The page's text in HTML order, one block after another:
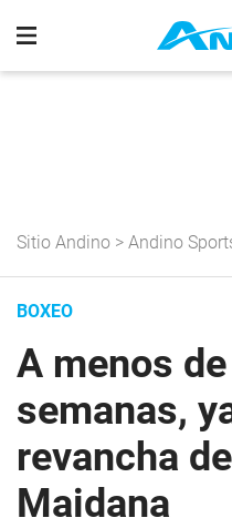
Sitio Andino > Andino
BOXEO
A menos
semanas,
revancha
Maidana